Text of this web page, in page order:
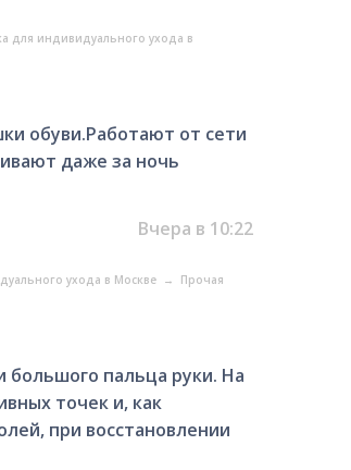
для индивидуального ухода в
обуви.Работают от сети
даже за ночь
Вчера в 10:22
ухода в Москве → Прочая
большого пальца руки. На
точек и, как
при восстановлении